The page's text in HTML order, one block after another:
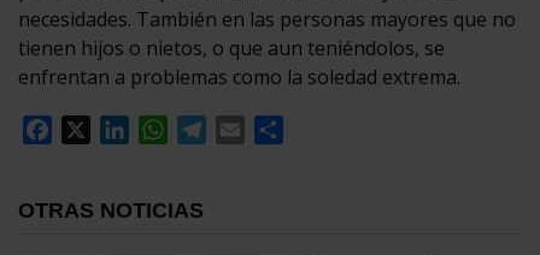
necesidades. También en las personas mayores que no
tienen hijos o nietos, o que aun teniéndolos, se
enfrentan a problemas como la soledad extrema.
Facebook
LinkedInWhatsApp
Telegram
Email
OTRAS NOTICIAS